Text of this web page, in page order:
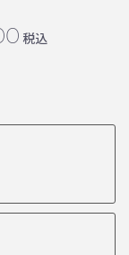
税込